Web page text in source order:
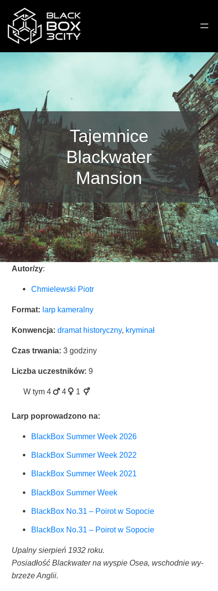
Tajemnice
Blackwater
Mansion
Autor/zy:
Chmie­lew­ski Piotr
For­mat: larp kame­ral­ny
Kon­wen­cja: dra­mat histo­rycz­ny, kry­mi­nał
Czas trwa­nia: 3 godzi­ny
Licz­ba uczest­ni­ków: 9
W tym 4 4 1
Larp popro­wa­dzo­no na:
Black­Box Sum­mer Week 2026
Black­Box Sum­mer Week 2022
Black­Box Sum­mer Week 2021
Black­Box Sum­mer Week
Black­Box No.31 – Poirot w Sopocie
Black­Box No.31 – Poirot w Sopocie
Upal­ny sier­pień 1932 roku.
Posia­dłość Blac­kwa­ter na wy­spie Osea, wschod­nie wy­
brze­że Anglii.